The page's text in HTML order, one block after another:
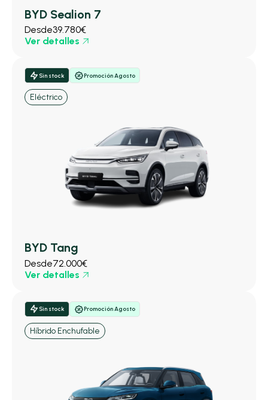
BYD Sealion 7
Desde39.780€
Ver detalles
Sin stock Promoción Agosto
Eléctrico
BYD Tang
Desde72.000€
Ver detalles
Sin stock Promoción Agosto
Híbrido Enchufable